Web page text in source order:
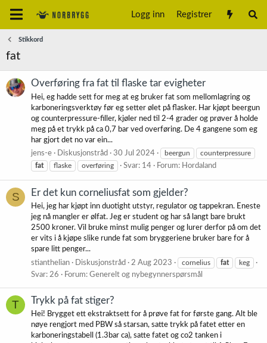
Logg inn Registrer
Stikkord
fat
Overføring fra fat til flaske tar evigheter
Hei, eg hadde sett for meg at eg bruker fat som mellomlagring og
karboneringsverktøy før eg setter ølet på flasker. Har kjøpt beergun
og counterpressure-filler, kjøler ned til 2-4 grader og prøver å holde
meg på et trykk på ca 0,7 bar ved overføring. De 4 gangene som eg
har gjort det no var ein...
jens-e
Diskusjonstråd 30 Jul 2024 beergun
counterpressure
fat
flaske overføring Svar: 14 Forum: Hordaland
S Er det kun corneliusfat som gjelder?
Hei, jeg har kjøpt inn duotight utstyr, regulator og tappekran. Eneste
jeg nå mangler er ølfat. Jeg er student og har så langt bare brukt
2500 kroner. Vil bruke minst mulig penger og lurer derfor på om det
er vits i å kjøpe slike runde fat som bryggeriene bruker bare for å
spare litt penger...
stianthelian
Diskusjonstråd 2 Aug 2023 cornelius fat keg
Svar: 26 Forum: Generelt og nybegynnerspørsmål
T Trykk på fat stiger?
Hei! Brygget ett ekstraktsett for å prøve fat for første gang. Alt ble
nøye rengjort med PBW så starsan, satte trykk på fatet etter en
karboneringstabell (1.3bar ca), satte fatet og co2 tanken i